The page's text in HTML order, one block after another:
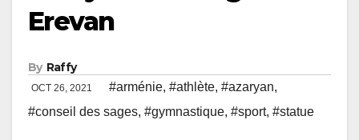
Erevan
By Raffy
OCT 26, 2021 #arménie, #athlète, #azaryan,
#conseil des sages, #gymnastique, #sport, #statue